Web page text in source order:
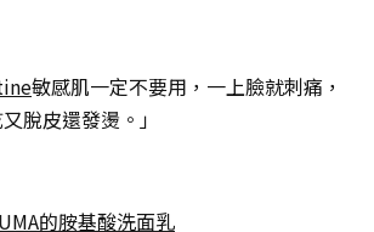
敏感肌一定不要用，一上臉就刺痛，
脫皮還發燙。」
的胺基酸洗面乳